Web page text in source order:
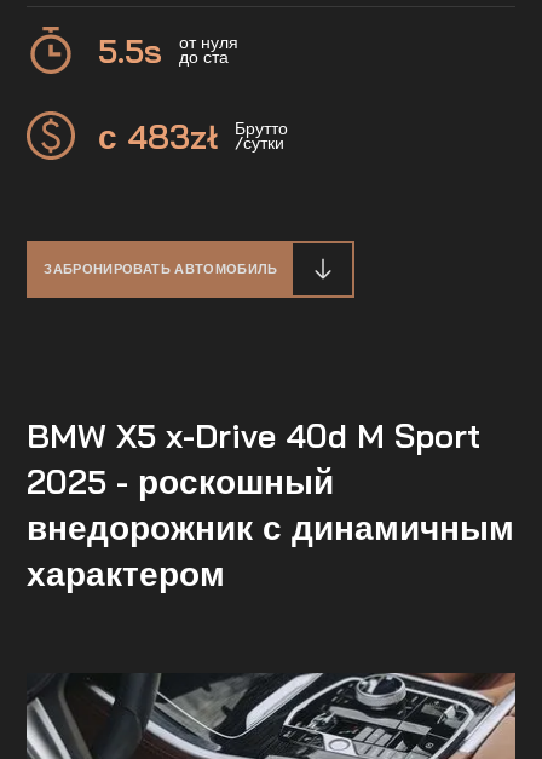
5.5s от нуля
до ста
с 483zł Брутто
/сутки
ЗАБРОНИРОВАТЬ АВТОМОБИЛЬ
BMW X5 x-Drive 40d M Sport
2025 - роскошный
внедорожник с динамичным
характером